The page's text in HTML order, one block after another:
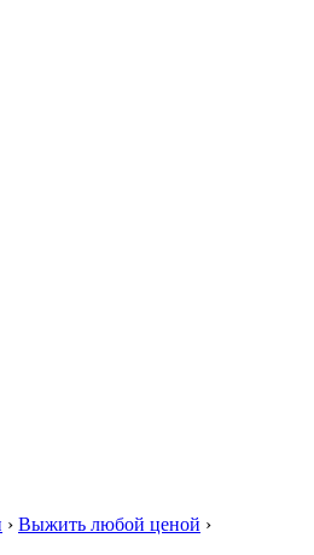
› Выжить любой ценой ›